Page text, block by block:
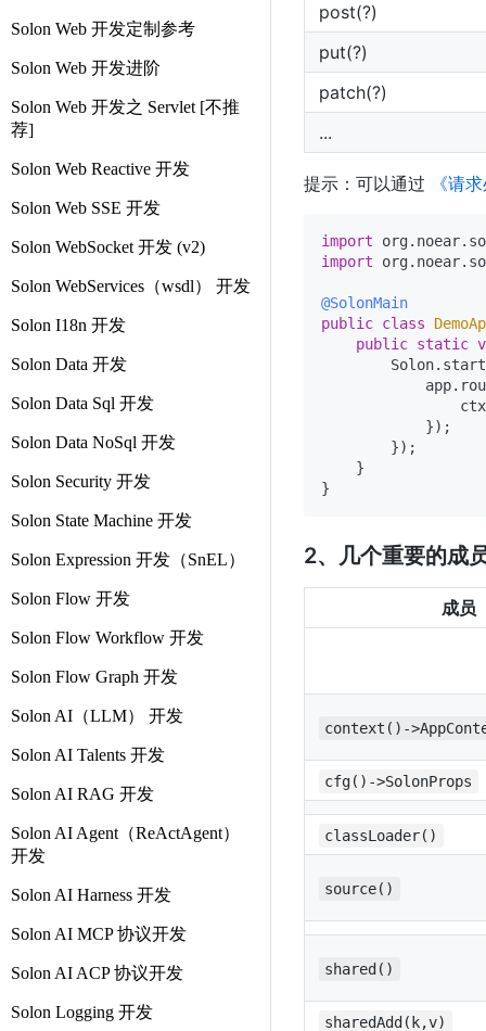
Solon Web 开发定制参考
Solon Web 开发进阶
Solon Web 开发之 Servlet [不推
荐]
Solon Web Reactive 开发
Solon Web SSE 开发
Solon WebSocket 开发 (v2)
Solon WebServices（wsdl） 开发
Solon I18n 开发
Solon Data 开发
Solon Data Sql 开发
Solon Data NoSql 开发
Solon Security 开发
Solon State Machine 开发
Solon Expression 开发（SnEL）
Solon Flow 开发
Solon Flow Workflow 开发
Solon Flow Graph 开发
Solon AI（LLM） 开发
Solon AI Talents 开发
Solon AI RAG 开发
Solon AI Agent（ReActAgent）
开发
Solon AI Harness 开发
Solon AI MCP 协议开发
Solon AI ACP 协议开发
Solon Logging 开发
post(?)
put(?)
patch(?)
...
提示：可以通过 《请
import
import
@SolonMain
public class
public static
            });
        });
    }
2、几个重要的成
成员
context()-
cfg()->SolonProps
classLoader()
source()
shared()
sharedAdd(k,v)